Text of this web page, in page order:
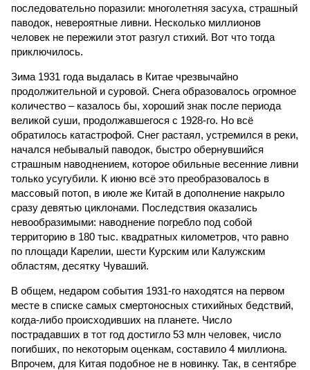
последовательно поразили: многолетняя засуха, страшный
паводок, невероятные ливни. Несколько миллионов
человек не пережили этот разгул стихий. Вот что тогда
приключилось.
Зима 1931 года выдалась в Китае чрезвычайно
продолжительной и суровой. Снега образовалось огромное
количество – казалось бы, хороший знак после периода
великой суши, продолжавшегося с 1928-го. Но всё
обратилось катастрофой. Снег растаял, устремился в реки,
начался небывалый паводок, быстро обернувшийся
страшным наводнением, которое обильные весенние ливни
только усугубили. К июню всё это преобразовалось в
массовый потоп, в июле же Китай в дополнение накрыло
сразу девятью циклонами. Последствия оказались
невообразимыми: наводнение погребло под собой
территорию в 180 тыс. квадратных километров, что равно
по площади Карелии, шести Курским или Калужским
областям, десятку Чуваший.
В общем, недаром события 1931-го находятся на первом
месте в списке самых смертоносных стихийных бедствий,
когда-либо происходивших на планете. Число
пострадавших в тот год достигло 53 млн человек, число
погибших, по некоторым оценкам, составило 4 миллиона.
Впрочем, для Китая подобное не в новинку. Так, в сентябре